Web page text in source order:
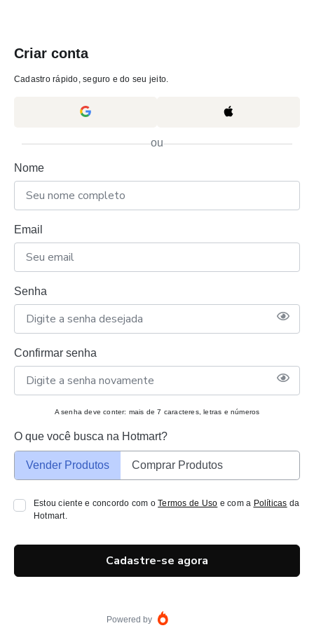
Criar conta
Cadastro rápido, seguro e do seu jeito.
ou
Nome
Email
Senha
Confirmar senha
A senha deve conter: mais de 7 caracteres, letras e números
O que você busca na Hotmart?
Vender Produtos Comprar Produtos
Estou ciente e concordo com oTermos de Uso e com a Políticas da
Hotmart.
Cadastre-se agora
Powered by